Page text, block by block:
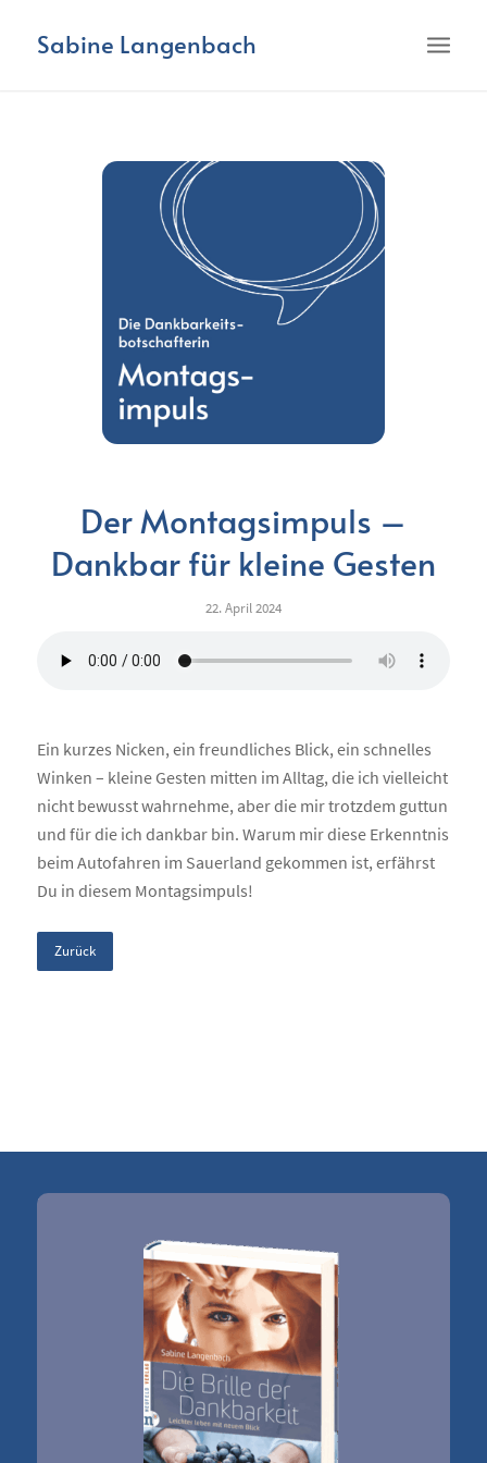
Sabine Langenbach
Der Montagsimpuls –
Dankbar für kleine Gesten
22. April 2024
Ein kurzes Nicken, ein freundliches Blick, ein schnelles
Winken – kleine Gesten mitten im Alltag, die ich vielleicht
nicht bewusst wahrnehme, aber die mir trotzdem guttun
und für die ich dankbar bin. Warum mir diese Erkenntnis
beim Autofahren im Sauerland gekommen ist, erfährst
Du in diesem Montagsimpuls!
Zurück
Sabine Langenbach
Tel.: 0170 / 32 17 178
kontakt@sabine-langenbach.de